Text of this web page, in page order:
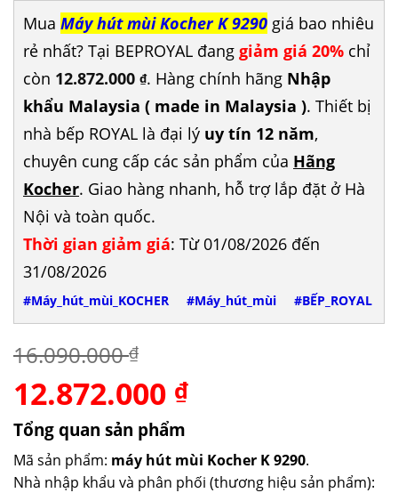
Mua Máy hút mùi Kocher K 9290 giá bao nhiêu
rẻ nhất? Tại BEPROYAL đang giảm giá 20% chỉ
còn 12.872.000 ₫. Hàng chính hãng Nhập
khẩu Malaysia ( made in Malaysia ). Thiết bị
nhà bếp ROYAL là đại lý uy tín 12 năm,
chuyên cung cấp các sản phẩm của Hãng
Kocher. Giao hàng nhanh, hỗ trợ lắp đặt ở Hà
Nội và toàn quốc.
Thời gian giảm giá: Từ 01/08/2026 đến
31/08/2026
#Máy_hút_mùi_KOCHER #Máy_hút_mùi #BẾP_ROYAL
16.090.000₫
Giá
gốc
là:
16.090.000 ₫.
12.872.000 ₫Giá
là:
12.872.000 ₫.
Tổng quan sản phẩm
Mã sản phẩm: máy hút mùi Kocher K 9290.
Nhà nhập khẩu và phân phối (thương hiệu sản phẩm):